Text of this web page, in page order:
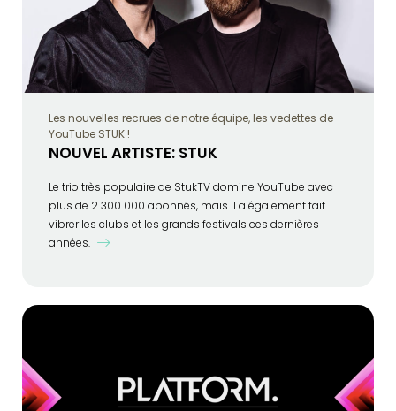
Les nouvelles recrues de notre équipe, les vedettes de
YouTube STUK !
NOUVEL ARTISTE: STUK
Le trio très populaire de StukTV domine YouTube avec
plus de 2 300 000 abonnés, mais il a également fait
vibrer les clubs et les grands festivals ces dernières
années.